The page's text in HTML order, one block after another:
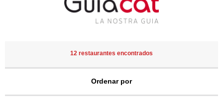
12 restaurantes encontrados
Ordenar por